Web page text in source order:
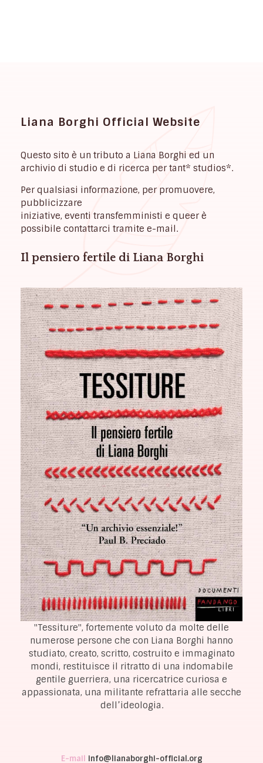
Liana Borghi Official Website
Questo sito è un tributo a Liana Borghi ed un
archivio di studio e di ricerca per tant* studios*.
Per qualsiasi informazione, per promuovere,
pubblicizzare
iniziative, eventi transfemministi e queer è
possibile contattarci tramite e-mail.
Il pensiero fertile di Liana Borghi
"Tessiture", fortemente voluto da molte delle
numerose persone che con Liana Borghi hanno
studiato, creato, scritto, costruito e immaginato
mondi, restituisce il ritratto di una indomabile
gentile guerriera, una ricercatrice curiosa e
appassionata, una militante refrattaria alle secche
dell’ideologia.
E-mail info@lianaborghi-official.org